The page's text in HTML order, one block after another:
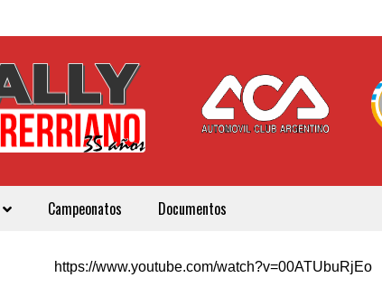
Campeonatos Documentos
https://www.youtube.com/watch?v=00ATUbuRjEo